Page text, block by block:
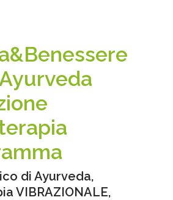
di Ayurveda,
VIBRAZIONALE,